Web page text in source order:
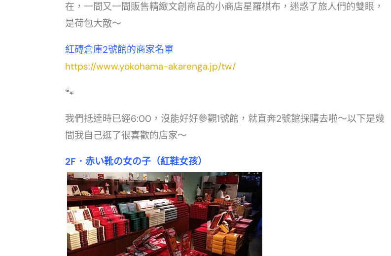
在，一間又一間販售精緻文創商品的小商店星羅棋布，迷惑了旅人們的雙眼，
是荷包大敵～
紅磚倉庫2號館的商家名單
https://www.yokohama-akarenga.jp/tw/
🐾
我們抵達時已經6:00，沒能好好參觀1號館，就直奔2號館採購去啦～以下是幾
間我自己逛了很喜歡的店家～
2F ．赤い靴の女の子（紅鞋女孩）